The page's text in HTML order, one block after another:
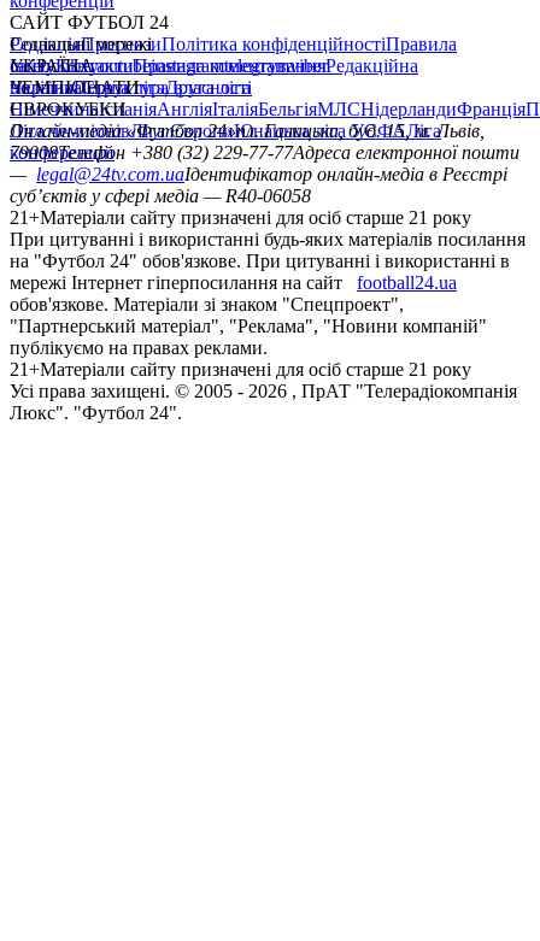
САЙТ ФУТБОЛ 24
РедакціяПрогнозиПолітика конфіденційностіПравила
сайтуКонтактиПравила коментуванняРедакційна
політикаСтруктура власності
Соціальні мережі
facebookxyoutubeinstagramtelegramviber
УКРАЇНА
УкраїнаПерша лігаДруга ліга
ЧЕМПІОНАТИ
НімеччинаІспаніяАнгліяІталіяБельгіяМЛСНідерландиФранція
ЄВРОКУБКИ
Ліга чемпіонівЛіга ЄвропиЮнацька ліга УЄФАЛіга
конференцій
Онлайн-медіа «Футбол 24»пл. Галицька, буд. 15, м. Львів,
79008Телефон +380 (32) 229-77-77Адреса електронної пошти
— legal@24tv.com.uaІдентифікатор онлайн-медіа в Реєстрі
суб’єктів у сфері медіа — R40-06058
21+Матеріали сайту призначені для осіб старше 21 року
При цитуванні і використанні будь-яких матеріалів посилання
на "Футбол 24" обов'язкове. При цитуванні і використанні в
мережі Інтернет гіперпосилання на сайт
football24.ua
обов'язкове. Матеріали зі знаком "Спецпроект",
"Партнерський матеріал", "Реклама", "Новини компаній"
публікуємо на правах реклами.
21+Матеріали сайту призначені для осіб старше 21 року
Усi права захищенi. © 2005 - 2026 , ПрАТ "Телерадіокомпанія
Люкс". "Футбол 24".